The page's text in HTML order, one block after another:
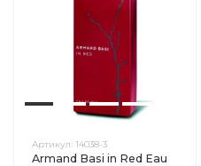
Артикул: 14038-3
Armand Basi in Red Eau